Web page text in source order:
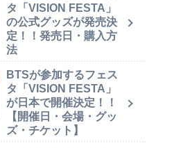
タ「VISION FESTA」
の公式グッズが発売決
定！！発売日・購入方
法
BTSが参加するフェス
タ「VISION FESTA」
が日本で開催決定！！
【開催日・会場・グッ
ズ・チケット】